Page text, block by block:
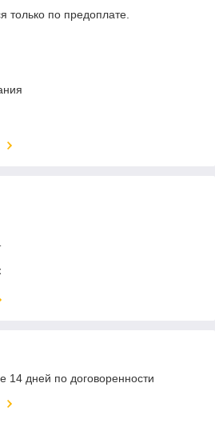
только по предоплате.
14 дней по договоренности